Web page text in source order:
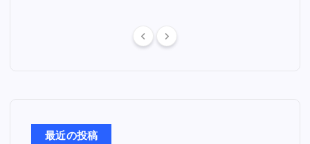
最近の投稿